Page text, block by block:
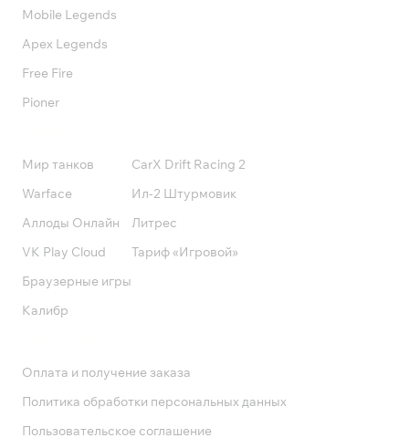
Mobile Legends
Apex Legends
Free Fire
Pioner
Мир танков
Warface
Аллоды Онлайн
VK Play Cloud
Браузерные игры
Калибр
CarX Drift Racing 2
Ил-2 Штурмовик
Литрес
Тариф «Игровой»
Оплата и получение заказа
Политика обработки персональных данных
Пользовательское соглашение